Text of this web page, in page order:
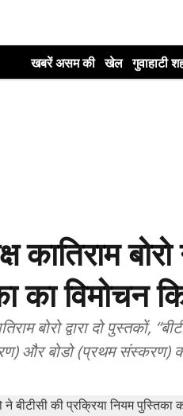
खबरें असम की खेल गुवाहाटी
कातिराम
का विमोचन
बोरो द्वारा दो पुस्तकों,
और बोडो (प्रथम संस्करण)